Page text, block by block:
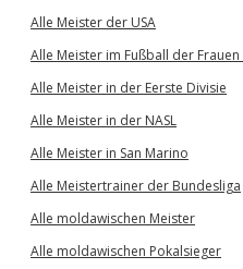
Alle Meister der USA
Alle Meister im Fußball der
Alle Meister in der Eerste Divisie
Alle Meister in der NASL
Alle Meister in San Marino
Alle Meistertrainer der Bundesliga
Alle moldawischen Meister
Alle moldawischen Pokalsieger